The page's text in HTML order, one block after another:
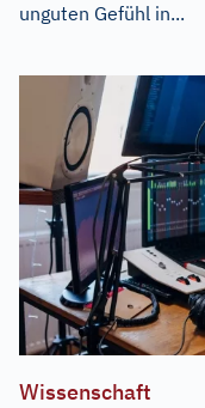
unguten Gefühl in...
Wissenschaft